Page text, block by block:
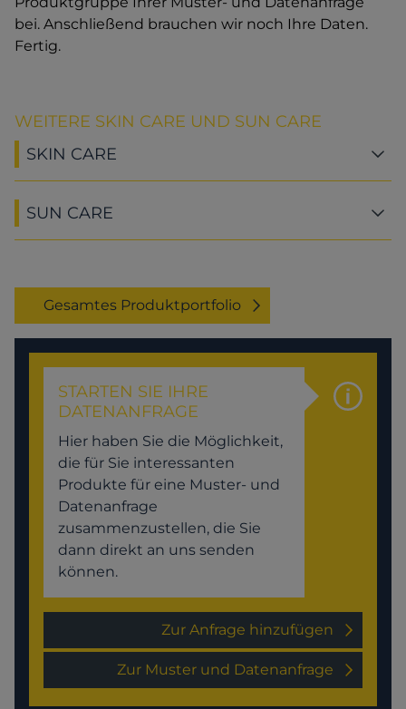
bei. Anschließend brauchen wir noch Ihre Daten.
Fertig.
WEITERE SKIN CARE UND SUN CARE
SKIN CARE
SUN CARE
Gesamtes Produktportfolio
STARTEN SIE IHRE
DATENANFRAGE
Hier haben Sie die Möglichkeit,
die für Sie interessanten
Produkte für eine Muster- und
Datenanfrage
zusammenzustellen, die Sie
dann direkt an uns senden
können.
Zur Anfrage hinzufügen
Zur Muster und Datenanfrage